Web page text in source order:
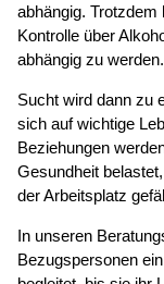
abhängig. Trotzdem
Kontrolle über
abhängig zu werden.
Sucht wird dann zu
sich auf wichtige
Beziehungen
Gesundheit
der Arbeitsplatz
In unseren
Bezugspersonen